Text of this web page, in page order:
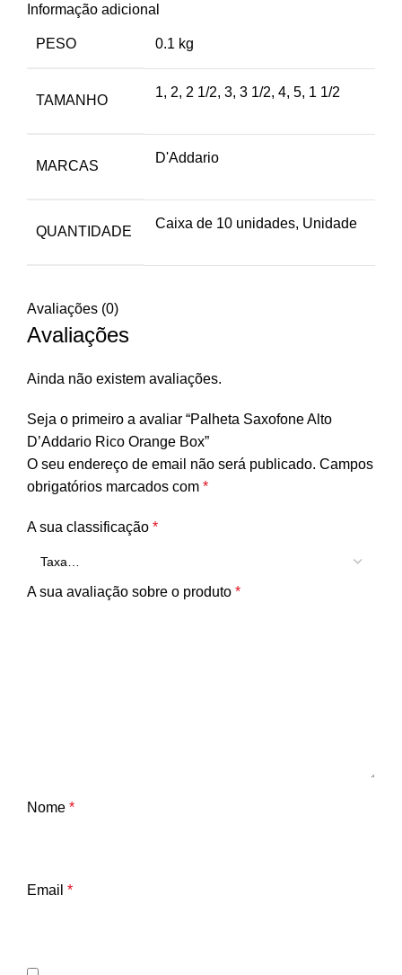
Informação adicional
PESO 0.1 kg
TAMANHO
1, 2, 2 1/2, 3, 3 1/2, 4, 5, 1 1/2
MARCAS
D'Addario
QUANTIDADE
Caixa de 10 unidades, Unidade
Avaliações (0)
Avaliações
Ainda não existem avaliações.
Seja o primeiro a avaliar “Palheta Saxofone Alto
D’Addario Rico Orange Box”
O seu endereço de email não será publicado. Campos
obrigatórios marcados com *
A sua classificação *
A sua avaliação sobre o produto *
Nome *
Email *